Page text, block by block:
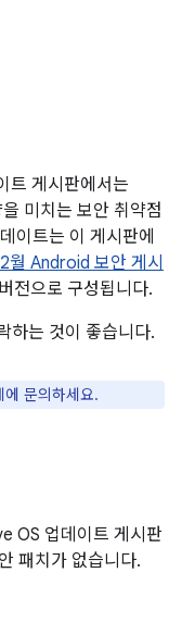
게시판에서는
미치는 보안 취약점
이트는 이 게시판에
월 Android 보안 게시
전으로 구성됩니다.
하는 것이 좋습니다.
문의하세요.
OS 업데이트 게시판
패치가 없습니다.